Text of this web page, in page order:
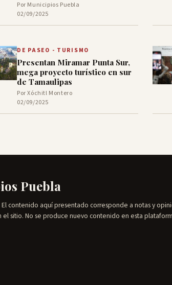
Por Municipios Puebla
02/09/2025
DE PASEO - TURISMO
Presentan Miramar Punta Sur,
mega proyecto turístico en sur
de Tamaulipas
Por Xóchitl Montero
02/09/2025
Puebla
El contenido aquí presentado corresponde a notas y
sitio. No se produce nuevo contenido en esta